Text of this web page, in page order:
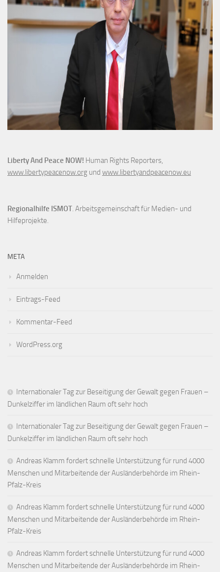
Liberty And Peace NOW! Human Rights Reporters,
www.libertypeacenow.org und www.libertyandpeacenow.eu
Regionalhilfe ISMOT. Arbeitsgemeinschaft für Medien- und
Hilfeprojekte.
META
Anmelden
Eintrags-Feed
Kommentar-Feed
WordPress.org
Internationaler Tag zur Beseitigung der Gewalt gegen Frauen –
Dunkelziffer im ländlichen Raum oft sehr hoch
Internationaler Tag zur Beseitigung der Gewalt gegen Frauen –
Dunkelziffer im ländlichen Raum oft sehr hoch
Andreas Klamm fordert schnelle Unterstützung für rund 4000
Menschen und Mitarbeitende der Ausländerbehörde im Rhein-
Pfalz-Kreis
Andreas Klamm fordert schnelle Unterstützung für rund 4000
Menschen und Mitarbeitende der Ausländerbehörde im Rhein-
Pfalz-Kreis
Andreas Klamm fordert schnelle Unterstützung für rund 4000
Menschen und Mitarbeitende der Ausländerbehörde im Rhein-